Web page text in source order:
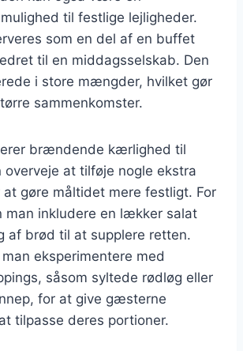
til festlige lejligheder.
som en del af en buffet
til en middagsselskab. Den
i store mængder, hvilket gør
sammenkomster.
brændende kærlighed til
overveje at tilføje nogle ekstra
gøre måltidet mere festligt. For
man inkludere en lækker salat
af brød til at supplere retten.
eksperimentere med
såsom syltede rødløg eller
for at give gæsterne
tilpasse deres portioner.